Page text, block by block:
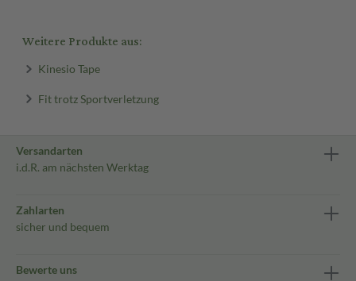
Weitere Produkte aus:
Kinesio Tape
Fit trotz Sportverletzung
Versandarten
i.d.R. am nächsten Werktag
Zahlarten
sicher und bequem
Bewerte uns